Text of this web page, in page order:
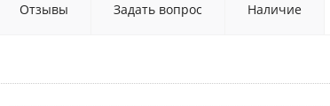
Отзывы Задать вопрос Наличие